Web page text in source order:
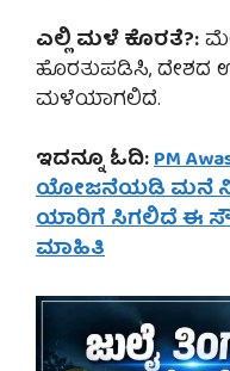
ಎಲ್ಲಿ ಮಳೆ ಕೊರತೆ?:
ಹೊರತುಪಡಿಸಿ, ದೇಶದ
ಮಳೆಯಾಗಲಿದೆ.
ಇದನ್ನೂ ಓದಿ:PM
ಯೋಜನೆಯಡಿ ಮನೆ
ಯಾರಿಗೆ ಸಿಗಲಿದೆ ಈ
ಮಾಹಿತಿ